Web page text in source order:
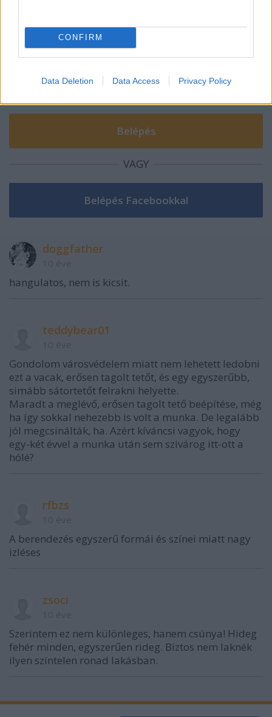
CONFIRM
Data Deletion Data Access Privacy Policy
A hozzászóláshoz be kell lépned!
VAGY
doggfather
hangulatos, nem is kicsit.
teddybear01
Gondolom városvédelem miatt nem lehetett ledobni
ezt a vacak, erősen tagolt tetőt, és egy egyszerűbb,
simább sátortetőt felrakni helyette.
Maradt a meglévő, erősen tagolt tető beépítése, még
ha így sokkal nehezebb is volt a munka. De legalább
jól megcsinálták, ha. Azért kíváncsi vagyok, hogy
egy-két évvel a munka után sem szivárog itt-ott a
hólé?
rfbzs
A berendezés egyszerű formái és színei miatt nagy
izléses
zsoci
Szerintem ez nem különleges, hanem csúnya! Hideg
fehér minden, egyszerűen rideg. Biztos nem laknék
ilyen színtelen ronad lakásban.